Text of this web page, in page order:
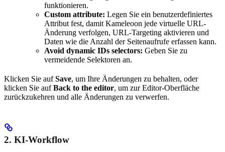
funktionieren.
Custom attribute: Legen Sie ein benutzerdefiniertes
Attribut fest, damit Kameleoon jede virtuelle URL-
Änderung verfolgen, URL-Targeting aktivieren und
Daten wie die Anzahl der Seitenaufrufe erfassen kann.
Avoid dynamic IDs selectors: Geben Sie zu
vermeidende Selektoren an.
Klicken Sie aufSave, um Ihre Änderungen zu behalten, oder
klicken Sie aufBack to the editor, um zur Editor-Oberfläche
zurückzukehren und alle Änderungen zu verwerfen.
2. KI-Workflow